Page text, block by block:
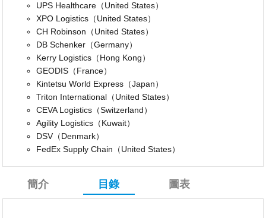
UPS Healthcare（United States）
XPO Logistics（United States）
CH Robinson（United States）
DB Schenker（Germany）
Kerry Logistics（Hong Kong）
GEODIS（France）
Kintetsu World Express（Japan）
Triton International（United States）
CEVA Logistics（Switzerland）
Agility Logistics（Kuwait）
DSV（Denmark）
FedEx Supply Chain（United States）
簡介 目錄 圖表